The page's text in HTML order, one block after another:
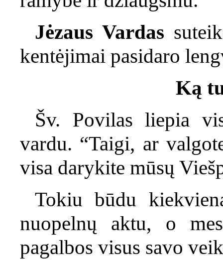
Jėzaus Vardas
kentėjimai pasidaro
Ką
Šv. Povilas liepia
vardu. “Taigi, ar
visa darykite mūsų
Tokiu būdu
nuopelnų aktu, o
pagalbos visus savo